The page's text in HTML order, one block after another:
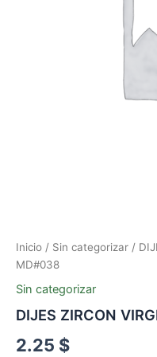
Inicio / Sin categorizar /
MD#038
Sin categorizar
DIJES ZIRCON
2.25 $